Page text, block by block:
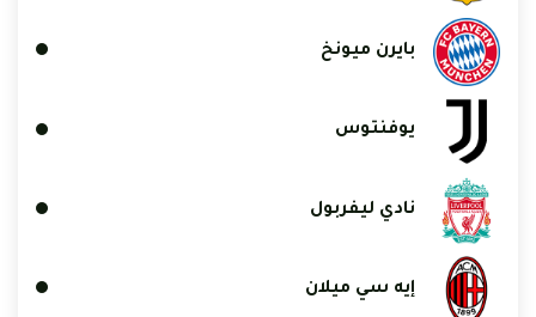
بايرن ميونخ
يوفنتوس
نادي ليفربول
إيه سي ميلان